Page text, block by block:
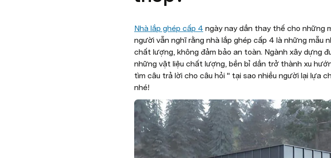
Nhà lắp ghép cấp 4 ngày nay dần thay thế cho những
người vẫn nghĩ rằng nhà lắp ghép cấp 4 là những
chất lượng, không đảm bảo an toàn. Ngành xây dựng
những vật liệu chất lượng, bền bỉ dần trở thành xu
tìm câu trả lời cho câu hỏi " tại sao nhiều người lại lựa
nhé!